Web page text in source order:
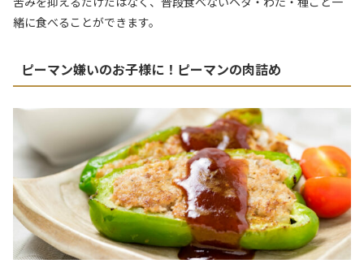
緒に食べることができます。
ピーマン嫌いのお子様に！ピーマンの肉詰め